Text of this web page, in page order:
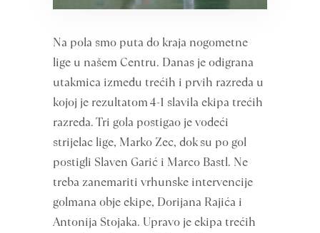
Na pola smo puta do kraja nogometne
lige u našem Centru. Danas je odigrana
utakmica između trećih i prvih razreda u
kojoj je rezultatom 4-1 slavila ekipa trećih
razreda. Tri gola postigao je vodeći
strijelac lige, Marko Zec, dok su po gol
postigli Slaven Garić i Marco Bastl. Ne
treba zanemariti vrhunske intervencije
golmana obje ekipe, Dorijana Rajića i
Antonija Stojaka. Upravo je ekipa trećih